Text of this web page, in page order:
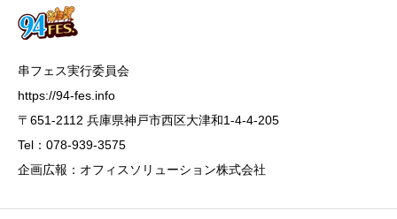
串フェス実行委員会
https://94-fes.info
〒651-2112 兵庫県神戸市西区大津和1-4-4-205
Tel：078-939-3575
企画広報：オフィスソリューション株式会社